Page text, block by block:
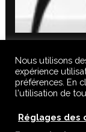
TEXTES, IMAGES,
SOUMISES À DES
Nous utilisons
expérience
préférences. En
l'utilisation de
Réglages des